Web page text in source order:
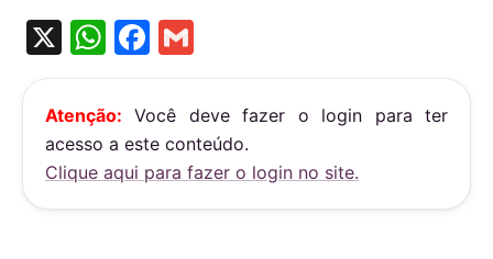
X
W
h
at
s
A
p
F
a
c
e
b
o
m
ai
l
Atenção: Você deve fazer o login para ter
acesso a este conteúdo.
Clique aqui para fazer o login no site.